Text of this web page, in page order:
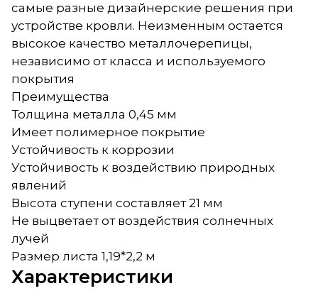
самые разные дизайнерские решения при
устройстве кровли. Неизменным остается
высокое качество металлочерепицы,
независимо от класса и используемого
покрытия
Преимущества
Толщина металла 0,45 мм
Имеет полимерное покрытие
Устойчивость к коррозии
Устойчивость к воздействию природных
явлений
Высота ступени составляет 21 мм
Не выцветает от воздействия солнечных
лучей
Размер листа 1,19*2,2 м
Характеристики